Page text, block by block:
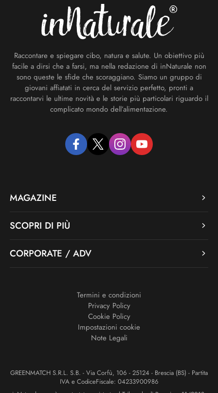
Raccontare e spiegare cibo, natura e salute. Un obiettivo più
facile a dirsi che a farsi, ma nella redazione di inNaturale non
sono queste le sfide che scoraggiano. Siamo un gruppo di
giovani affiatati in cerca del servizio perfetto, pronti a
raccontarvi le ultime novità e le storie più particolari riguardo il
complicato mondo dell’alimentazione.
facebooktwitter instagramyoutube
MAGAZINE
SCOPRI DI PIÙ
CORPORATE / ADV
Termini e condizioni
Privacy Policy
Cookie Policy
Impostazioni cookie
Note Legali
GREENMATCH S.R.L. S.B. - Via Corfù, 106 - 25124 - Brescia (BS) - Partita
IVA e CodiceFiscale: 04233900986